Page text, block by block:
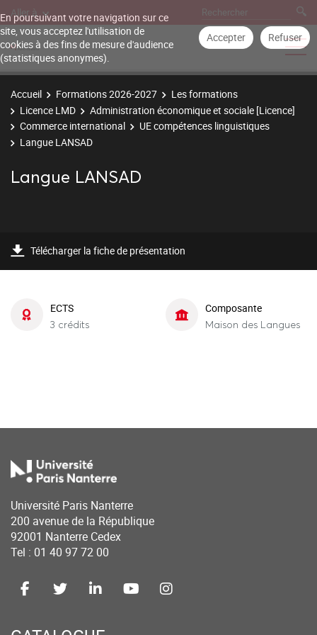
En poursuivant votre navigation sur ce
site, vous acceptez l'utilisation de
cookies à des fins de mesure d'audience
(statistiques anonymes).
Accepter Refuser
Aller à
Accueil Formations 2026-2027
Les formations
Licence LMD
Administration économique et sociale [Licence]
Commerce international
UE compétences linguistiques
Langue LANSAD
Langue LANSAD
Télécharger la fiche de présentation
ECTS
3 crédits
Composante
Maison des Langues
Université Paris Nanterre
200 avenue de la République
92001 Nanterre Cedex
Tel : 01 40 97 72 00